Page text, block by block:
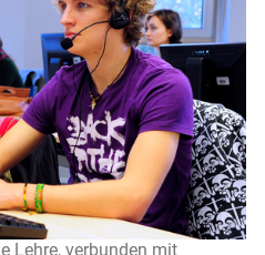
Lehre, verbunden mit